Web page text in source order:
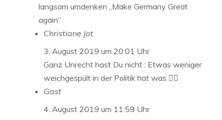
langsam umdenken „Make Germany Great
again“
Christiane Jot
3. August 2019 um 20:01 Uhr
Ganz Unrecht hast Du nicht : Etwas weniger
weichgespült in der Politik hat was 👍🏽
Gast
4. August 2019 um 11:59 Uhr